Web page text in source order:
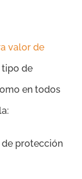
valor de
tipo de
en todos
protección